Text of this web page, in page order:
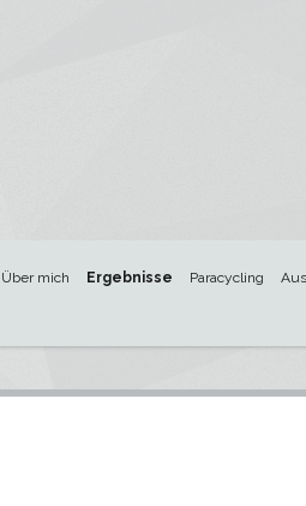
Über mich Ergebnisse Paracycling